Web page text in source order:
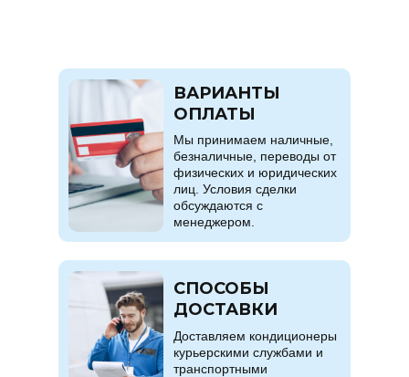
Мы принимаем наличные,
безналичные, переводы от
физических и юридических
лиц. Условия сделки
обсуждаются с
менеджером.
ВАРИАНТЫ
ОПЛАТЫ
Доставляем кондиционеры
курьерскими службами и
транспортными
СПОСОБЫ
ДОСТАВКИ